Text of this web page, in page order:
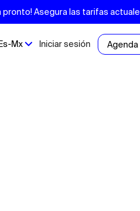
Asegura las tarifas
Mx Iniciar sesión